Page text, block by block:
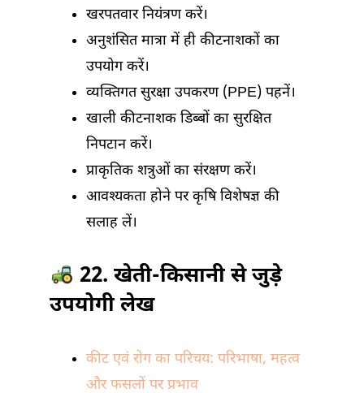
खरपतवार नियंत्रण करें।
अनुशंसित मात्रा में ही कीटनाशकों का
उपयोग करें।
व्यक्तिगत सुरक्षा उपकरण (PPE) पहनें।
खाली कीटनाशक डिब्बों का सुरक्षित
निपटान करें।
प्राकृतिक शत्रुओं का संरक्षण करें।
आवश्यकता होने पर कृषि विशेषज्ञ की
सलाह लें।
22. खेती-किसानी से जुड़े
उपयोगी लेख
कीट एवं रोग का परिचय: परिभाषा, महत्व
और फसलों पर प्रभाव